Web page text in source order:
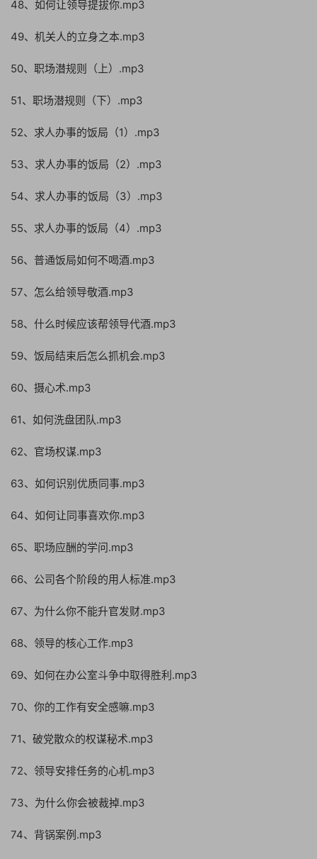
48、如何让领导提拔你.mp3
49、机关人的立身之本.mp3
50、职场潜规则（上）.mp3
51、职场潜规则（下）.mp3
52、求人办事的饭局（1）.mp3
53、求人办事的饭局（2）.mp3
54、求人办事的饭局（3）.mp3
55、求人办事的饭局（4）.mp3
56、普通饭局如何不喝酒.mp3
57、怎么给领导敬酒.mp3
58、什么时候应该帮领导代酒.mp3
59、饭局结束后怎么抓机会.mp3
60、摄心术.mp3
61、如何洗盘团队.mp3
62、官场权谋.mp3
63、如何识别优质同事.mp3
64、如何让同事喜欢你.mp3
65、职场应酬的学问.mp3
66、公司各个阶段的用人标准.mp3
67、为什么你不能升官发财.mp3
68、领导的核心工作.mp3
69、如何在办公室斗争中取得胜利.mp3
70、你的工作有安全感嘛.mp3
71、破党散众的权谋秘术.mp3
72、领导安排任务的心机.mp3
73、为什么你会被裁掉.mp3
74、背锅案例.mp3